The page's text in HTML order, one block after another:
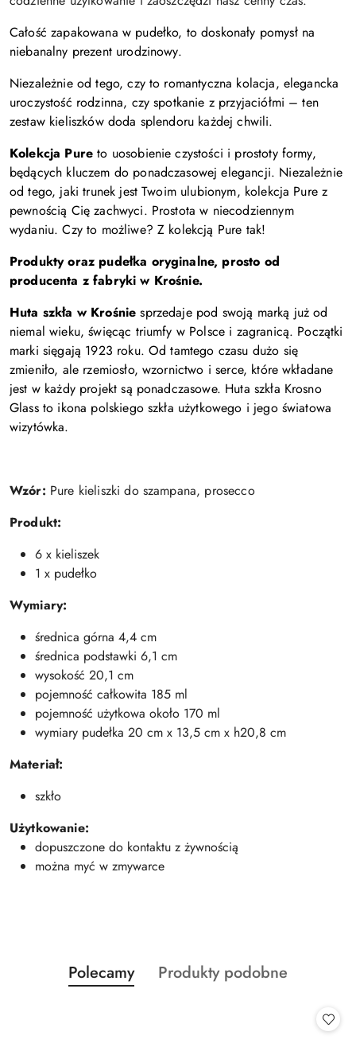
Całość zapakowana w pudełko, to doskonały pomysł na
niebanalny prezent urodzinowy.
Niezależnie od tego, czy to romantyczna kolacja, elegancka
uroczystość rodzinna, czy spotkanie z przyjaciółmi – ten
zestaw kieliszków doda splendoru każdej chwili.
Kolekcja Pure to uosobienie czystości i prostoty formy,
będących kluczem do ponadczasowej elegancji. Niezależnie
od tego, jaki trunek jest Twoim ulubionym, kolekcja Pure z
pewnością Cię zachwyci. Prostota w niecodziennym
wydaniu. Czy to możliwe? Z kolekcją Pure tak!
Produkty oraz pudełka oryginalne, prosto od
producenta z fabryki w Krośnie.
Huta szkła w Krośnie sprzedaje pod swoją marką już od
niemal wieku, święcąc triumfy w Polsce i zagranicą. Początki
marki sięgają 1923 roku. Od tamtego czasu dużo się
zmieniło, ale rzemiosło, wzornictwo i serce, które wkładane
jest w każdy projekt są ponadczasowe. Huta szkła Krosno
Glass to ikona polskiego szkła użytkowego i jego światowa
wizytówka.
Wzór: Pure kieliszki do szampana, prosecco
Produkt:
6 x kieliszek
1 x pudełko
Wymiary:
średnica górna 4,4 cm
średnica podstawki 6,1 cm
wysokość 20,1 cm
pojemność całkowita 185 ml
pojemność użytkowa około 170 ml
wymiary pudełka 20 cm x 13,5 cm x h20,8 cm
Materiał:
szkło
Użytkowanie:
dopuszczone do kontaktu z żywnością
można myć w zmywarce
Pomiń karuzelę produktów
Produkty
o
Polecamy
Produkty
Produkty podobne